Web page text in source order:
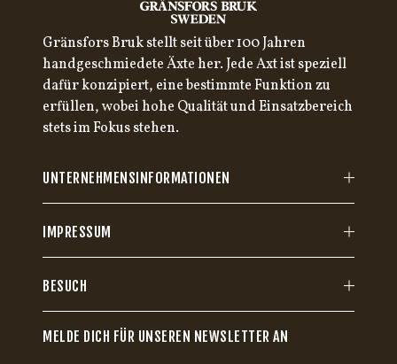
Gränsfors Bruk stellt seit über 100 Jahren
handgeschmiedete Äxte her. Jede Axt ist speziell
dafür konzipiert, eine bestimmte Funktion zu
erfüllen, wobei hohe Qualität und Einsatzbereich
stets im Fokus stehen.
UNTERNEHMENSINFORMATIONEN
IMPRESSUM
BESUCH
MELDE DICH FÜR UNSEREN NEWSLETTER AN